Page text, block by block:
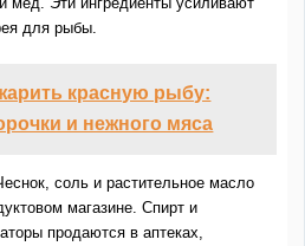
для рыбы.
красную рыбу:
и нежного мяса
соль и растительное масло
магазине. Спирт и
продаются в аптеках,